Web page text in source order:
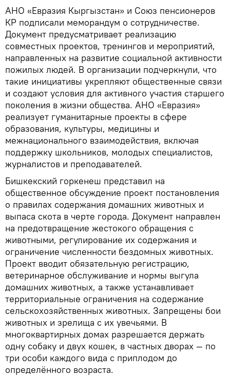
АНО «Евразия Кыргызстан» и Союз пенсионеров
КР подписали меморандум о сотрудничестве.
Документ предусматривает реализацию
совместных проектов, тренингов и мероприятий,
направленных на развитие социальной активности
пожилых людей. В организации подчеркнули, что
такие инициативы укрепляют общественные связи
и создают условия для активного участия старшего
поколения в жизни общества. АНО «Евразия»
реализует гуманитарные проекты в сфере
образования, культуры, медицины и
межнационального взаимодействия, включая
поддержку школьников, молодых специалистов,
журналистов и преподавателей.
Бишкекский горкенеш представил на
общественное обсуждение проект постановления
о правилах содержания домашних животных и
выпаса скота в черте города. Документ направлен
на предотвращение жестокого обращения с
животными, регулирование их содержания и
ограничение численности бездомных животных.
Проект вводит обязательную регистрацию,
ветеринарное обслуживание и нормы выгула
домашних животных, а также устанавливает
территориальные ограничения на содержание
сельскохозяйственных животных. Запрещены бои
животных и зрелища с их увечьями. В
многоквартирных домах разрешается держать
одну собаку и двух кошек, в частных дворах — по
три особи каждого вида с приплодом до
определённого возраста.